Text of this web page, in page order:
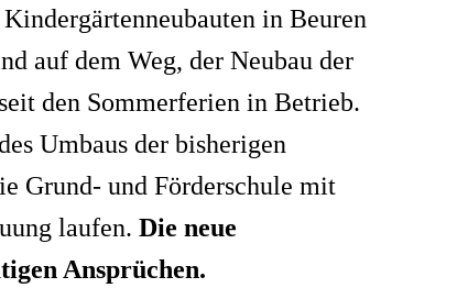
in Beuren
auf dem Weg, der Neubau der
den Sommerferien in Betrieb.
Umbaus der bisherigen
Grund- und Förderschule mit
laufen. Die neue
Ansprüchen.